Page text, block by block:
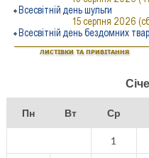
Пн Вт Ср
1